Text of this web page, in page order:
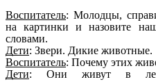
Воспитатель: Молодцы,
на картинки и назовите
словами.
Дети: Звери. Дикие животные.
Воспитатель: Почему этих
Дети: Они живут в